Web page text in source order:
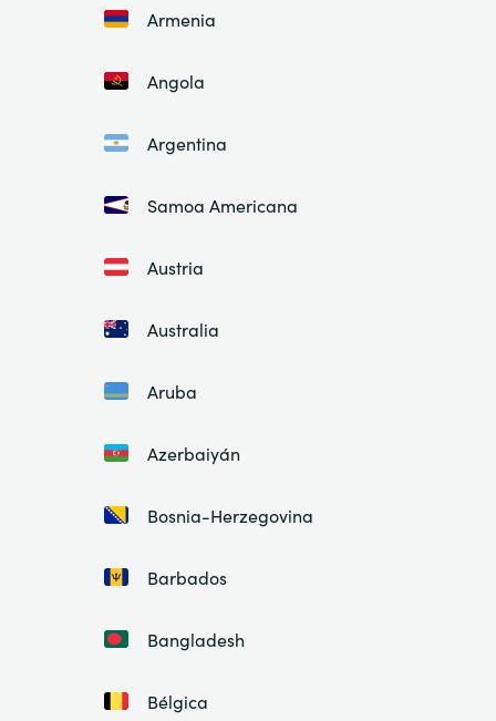
Armenia
Angola
Argentina
Samoa Americana
Austria
Australia
Aruba
Azerbaiyán
Bosnia-Herzegovina
Barbados
Bangladesh
Bélgica